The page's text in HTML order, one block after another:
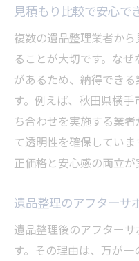
見積もり比較で安心で
複数の遺品整理業者か
ることが大切です。な
があるため、納得でき
す。例えば、秋田県横
ち合わせを実施する業
て透明性を確保してい
正価格と安心感の両立が
遺品整理のアフターサ
遺品整理後のアフター
す。その理由は、万が